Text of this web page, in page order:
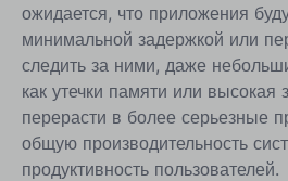
ожидается, что приложения
минимальной задержкой или
следить за ними, даже
как утечки памяти или
перерасти в более серьезные
общую производительность
продуктивность пользователей.